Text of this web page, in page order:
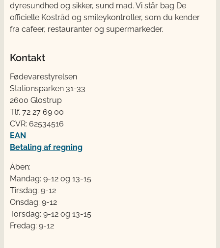
dyresundhed og sikker, sund mad. Vi står bag De
officielle Kostråd og smileykontroller, som du kender
fra cafeer, restauranter og supermarkeder.
Kontakt
Fødevarestyrelsen
Stationsparken 31-33
2600 Glostrup
Tlf. 72 2​​​7 69 00
CVR: 62534516
EAN
Betaling af regning
Åben:
Mandag: 9-12 og 13-15
Tirsdag: 9-12
Onsdag: 9-12
Torsdag: 9-12 og 13-15
Fredag: 9-12